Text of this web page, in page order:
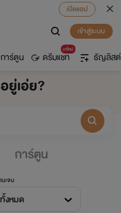
เปิดแอป
เข้าสู่ระบบ
การ์ตูน
มาใหม่
ดรีมแชท ธัญลิสต์
ยู่เอ่ย?
การ์ตูน
ะจบ
ทั้งหมด